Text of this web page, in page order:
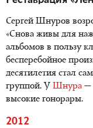
Сергей Шнуров
«Снова живы для
альбомов в пользу
бесперебойное
десятилетия стал
группой. У Шнура —
высокие гонорары.
2012